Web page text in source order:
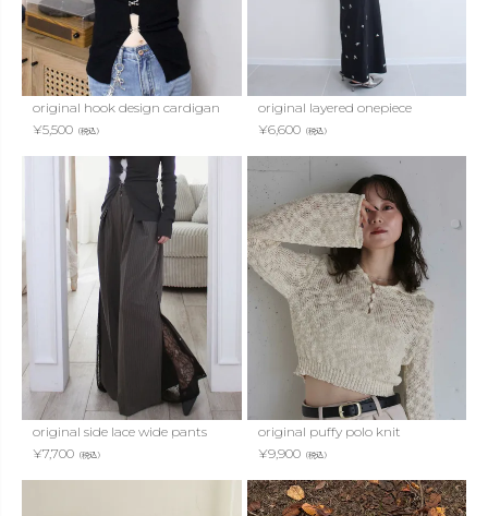
original hook design cardigan
¥5,500 （税込）
original layered onepiece
¥6,600（税込）
original side lace wide pants
¥7,700 （税込）
original puffy polo knit
¥9,900（税込）